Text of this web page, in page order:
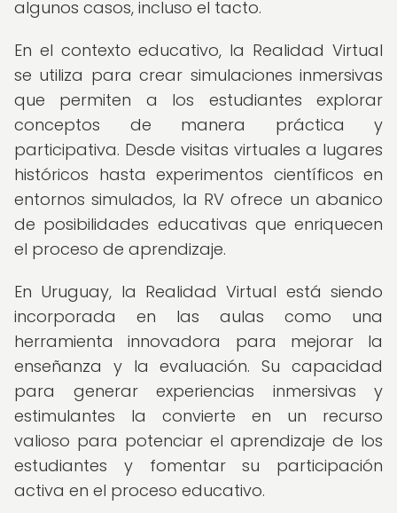
algunos casos, incluso el tacto.
En el contexto educativo, la Realidad Virtual
se utiliza para crear simulaciones inmersivas
que permiten a los estudiantes explorar
conceptos de manera práctica y
participativa. Desde visitas virtuales a lugares
históricos hasta experimentos científicos en
entornos simulados, la RV ofrece un abanico
de posibilidades educativas que enriquecen
el proceso de aprendizaje.
En Uruguay, la Realidad Virtual está siendo
incorporada en las aulas como una
herramienta innovadora para mejorar la
enseñanza y la evaluación. Su capacidad
para generar experiencias inmersivas y
estimulantes la convierte en un recurso
valioso para potenciar el aprendizaje de los
estudiantes y fomentar su participación
activa en el proceso educativo.